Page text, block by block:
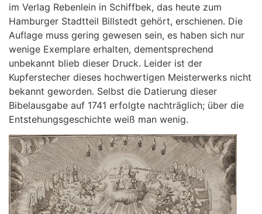
im Verlag Rebenlein in Schiffbek, das heute zum
Hamburger Stadtteil Billstedt gehört, erschienen. Die
Auflage muss gering gewesen sein, es haben sich nur
wenige Exemplare erhalten, dementsprechend
unbekannt blieb dieser Druck. Leider ist der
Kupferstecher dieses hochwertigen Meisterwerks nicht
bekannt geworden. Selbst die Datierung dieser
Bibelausgabe auf 1741 erfolgte nachträglich; über die
Entstehungsgeschichte weiß man wenig.